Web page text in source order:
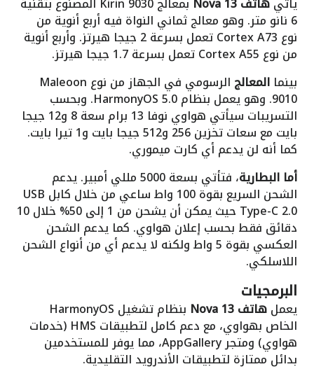
6 نانو متر. وهو معالج ثماني النواة فيه أربع أنوية من
نوع Cortex A73 تعمل بسرعة 2 جيجا هيرتز. وأربع أنوية
من نوع Cortex A55تعمل بسرعة 1.7 جيجا هيرتز.
بينما المعالج الرسومي في الجهاز من نوع Maleoon
9010. وهو يعمل بنظامHarmonyOS 5.0. وبحسب
التسريبات سيأتي هواوي نوفا 13 برام سعة 8 و12 جيجا
بايت مع سعات تخزين 256 و512 جيجا بايت و1 تيرا بايت.
كما أنه لن يدعم أي كارت ميموري.
أما البطارية، فتأتي بسعة 5000 مللي أمبير. يدعم
الشحن السريع بقوة 100 واط ساعي من خلال كابل USB
Type-C 2.0 حيث يمكن أن يشحن من 1 إلى 50% خلال 10
دقائق فقط بحسب إعلان هواوي. كما يدعم الشحن
العكسي بقوة 5 واط ولكنه لا يدعم أي من أنواع الشحن
اللاسلكي.
البرمجيات
يعملهاتف Nova 13 بنظام تشغيل HarmonyOS
الخاص بهواوي، مع دعم كامل لتطبيقات HMS (خدمات
هواوي) ومتجر AppGallery، مما يوفر للمستخدمين
بدائل ممتازة لتطبيقات الأندرويد التقليدية.